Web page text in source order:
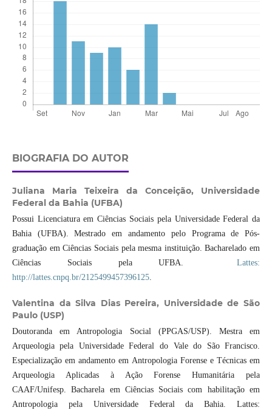
BIOGRAFIA DO AUTOR
Juliana Maria Teixeira da Conceição, Universidade
Federal da Bahia (UFBA)
Possui Licenciatura em Ciências Sociais pela Universidade Federal da
Bahia (UFBA). Mestrado em andamento pelo Programa de Pós-
graduação em Ciências Sociais pela mesma instituição. Bacharelado em
Ciências Sociais pela UFBA.Lattes:
http://lattes.cnpq.br/2125499457396125.
Valentina da Silva Dias Pereira, Universidade de São
Paulo (USP)
Doutoranda em Antropologia Social (PPGAS/USP). Mestra em
Arqueologia pela Universidade Federal do Vale do São Francisco.
Especialização em andamento em Antropologia Forense e Técnicas em
Arqueologia Aplicadas à Ação Forense Humanitária pela
CAAF/Unifesp. Bacharela em Ciências Sociais com habilitação em
Antropologia pela Universidade Federal da Bahia. Lattes: